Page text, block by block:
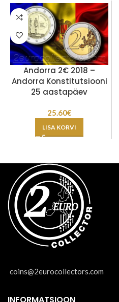
Andorra 2€ 2018 –
Andorra Konstitutsiooni
25 aastapäev
25.60€
LISA KORVI
coins@2eurocollectors.com
INFORMATSIOON